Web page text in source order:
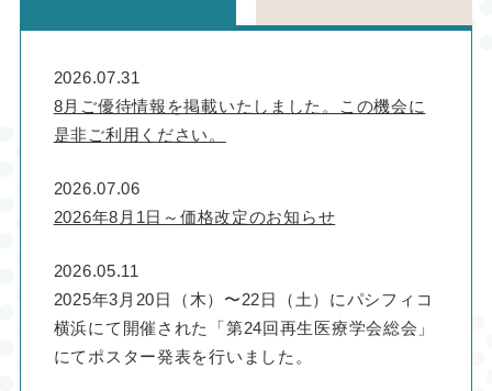
2026.07.31
8月ご優待情報を掲載いたしました。この機会に
是非ご利用ください。
2026.07.06
2026年8月1日～価格改定のお知らせ
2026.05.11
2025年3月20日（木）〜22日（土）にパシフィコ
横浜にて開催された「第24回再生医療学会総会」
にてポスター発表を行いました。